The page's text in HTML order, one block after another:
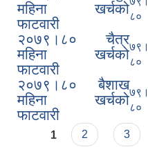
महिना खर्चको
फाटवारी
८०
२०७९।८० चैत्र
महिना खर्चको
फाटवारी
७९।
८०
२०७९।८० बैशाख
महिना खर्चको
फाटवारी
७९।
८०
Pages
1 2 3